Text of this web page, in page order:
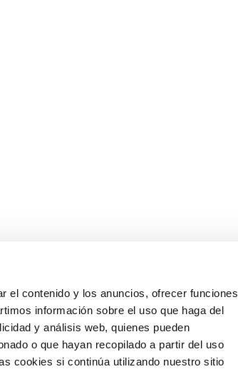
el contenido y los anuncios, ofrecer funciones
información sobre el uso que haga del
y análisis web, quienes pueden
o que hayan recopilado a partir del uso
cookies si continúa utilizando nuestro sitio